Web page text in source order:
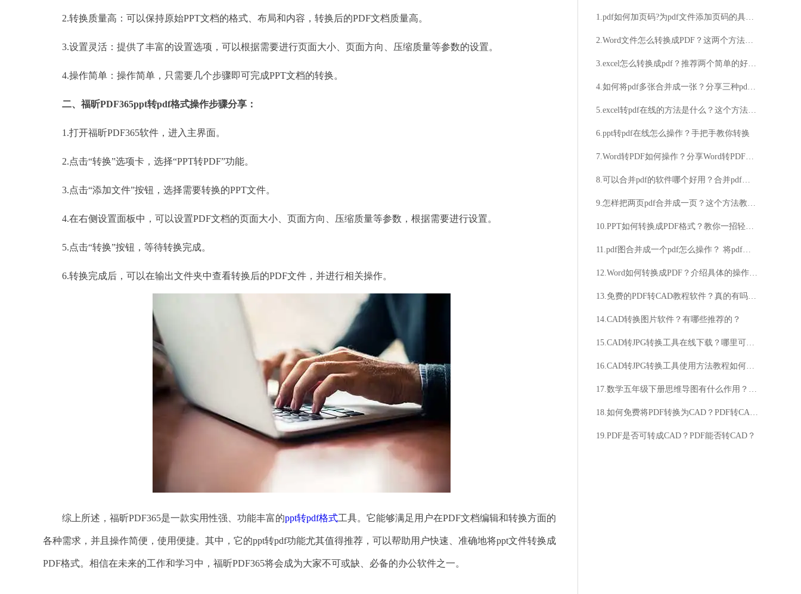
2.转换质量高：可以保持原始PPT文档的格式、布局和内容，转换后的PDF文档质量高。
3.设置灵活：提供了丰富的设置选项，可以根据需要进行页面大小、页面方向、压缩质量等参数的设置。
4.操作简单：操作简单，只需要几个步骤即可完成PPT文档的转换。
二、福昕PDF365ppt转pdf格式操作步骤分享：
1.打开福昕PDF365软件，进入主界面。
2.点击“转换”选项卡，选择“PPT转PDF”功能。
3.点击“添加文件”按钮，选择需要转换的PPT文件。
4.在右侧设置面板中，可以设置PDF文档的页面大小、页面方向、压缩质量等参数，根据需要进行设置。
5.点击“转换”按钮，等待转换完成。
6.转换完成后，可以在输出文件夹中查看转换后的PDF文件，并进行相关操作。
综上所述，福昕PDF365是一款实用性强、功能丰富的ppt转pdf格式工具。它能够满足用户在PDF文档编辑和转换方面的
各种需求，并且操作简便，使用便捷。其中，它的ppt转pdf功能尤其值得推荐，可以帮助用户快速、准确地将ppt文件转换成
PDF格式。相信在未来的工作和学习中，福昕PDF365将会成为大家不可或缺、必备的办公软件之一。
1.pdf如何加页码?为pdf文件添加页码的具体步骤
2.Word文件怎么转换成PDF？这两个方法不能错过
3.excel怎么转换成pdf？推荐两个简单的好方法
4.如何将pdf多张合并成一张？分享三种pdf合并的方法
5.excel转pdf在线的方法是什么？这个方法比较好用
6.ppt转pdf在线怎么操作？手把手教你转换
7.Word转PDF如何操作？分享Word转PDF操作技巧
8.可以合并pdf的软件哪个好用？合并pdf方法分享
9.怎样把两页pdf合并成一页？这个方法教你轻松掌握
10.PPT如何转换成PDF格式？教你一招轻松搞定！
11.pdf图合并成一个pdf怎么操作？ 将pdf合并的详细步骤
12.Word如何转换成PDF？介绍具体的操作方法
13.免费的PDF转CAD教程软件？真的有吗？如何免费获取PDF转CAD教程软件？
14.CAD转换图片软件？有哪些推荐的？
15.CAD转JPG转换工具在线下载？哪里可以下载CAD转JPG转换工具？
16.CAD转JPG转换工具使用方法教程如何操作？如何转换？
17.数学五年级下册思维导图有什么作用？数学五年级下册思维导图如何制作？
18.如何免费将PDF转换为CAD？PDF转CAD的免费版本在哪里？
19.PDF是否可转成CAD？PDF能否转CAD？